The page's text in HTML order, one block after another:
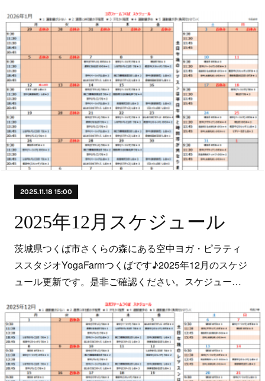
2025.11.18 15:00
2025年12月スケジュール
茨城県つくば市さくらの森にある空中ヨガ・ピラティ
ススタジオYogaFarmつくばです♪2025年12月のスケジ
ュール更新です。是非ご確認ください。スケジュー…